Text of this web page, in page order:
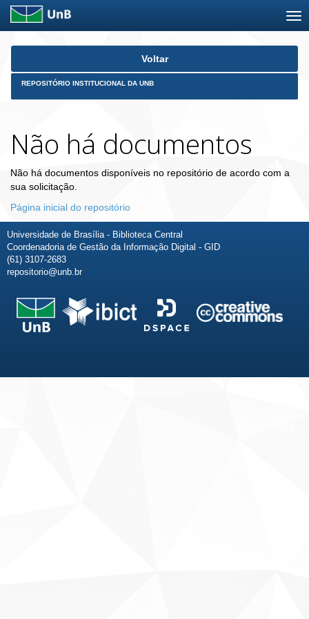
Skip
Voltar
REPOSITÓRIO INSTITUCIONAL DA UNB
Não há documentos
Não há documentos disponíveis no repositório de acordo com a
sua solicitação.
Página inicial do repositório
Universidade de Brasília - Biblioteca Central
Coordenadoria de Gestão da Informação Digital - GID
(61) 3107-2683
repositorio@unb.br